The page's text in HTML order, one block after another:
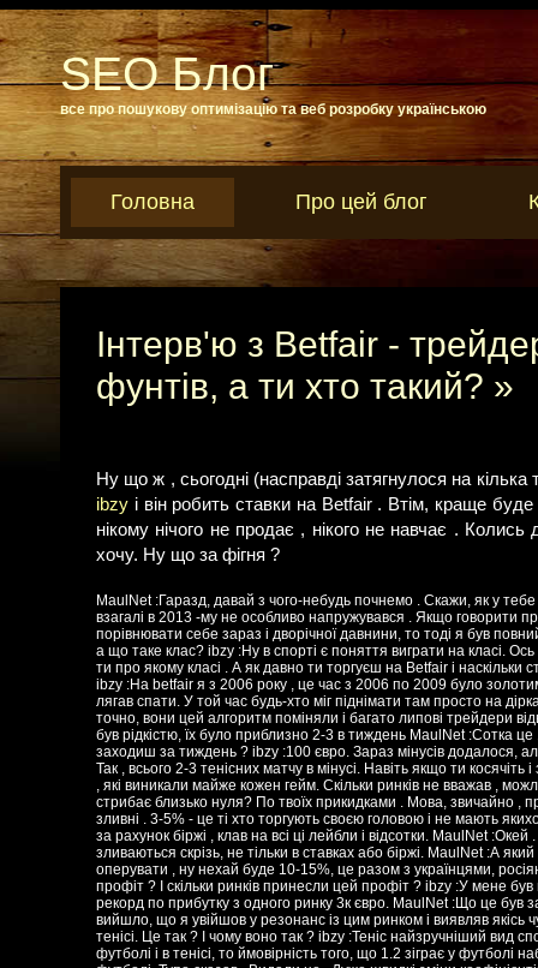
SEO Блог
все про пошукову оптимізацію та веб розробку українською
Головна Про цей блог
Інтерв'ю з Betfair -
фунтів, а ти хто такий? »
Ну що ж , сьогодні (насправді затягнулося на
ibzy і він робить ставки на Betfair . Втім, краще
нікому нічого не продає , нікого не навчає .
хочу. Ну що за фігня ?
MaulNet :Гаразд, давай з чого-небудь почнемо . Скажи, як у тебе пройшов 2013 на Betfair ? ibzy :В цілому рівно , був один місяць мінусовій . Я взагалі в 2013 -му не особливо напружувався . Якщо говорити про клас , то в класі цей рік мені дав величезний плюс і вивів на новий рівень. Якщо порівнювати себе зараз і дворічної давнини, то тоді я був повний лох . Після великого зливу міг ходити пару днів з поганим настроєм . MaulNet :Ага, а що таке клас? ibzy :Ну в спорті є поняття виграти на класі. Ось я відчуваю як додав і в психології і в дисципліні за останній час. MaulNet :Аа , ось ти про якому класі . А як давно ти торгуєш на Betfair і наскільки стабільно ? Ти казав, що один місяць мінусовій за 2013 рік. Раніше було більше ? ibzy :На betfair я з 2006 року , це час з 2006 по 2009 було золотим. Я приходив після універской п'янки, сідав за ринок , робив сотку за 30 хвилин і лягав спати. У той час будь-хто міг піднімати там просто на дірках в самому алгоритмі прийому ставок. Потім в 2009 або 2010, вже не пам'ятаю точно, вони цей алгоритм поміняли і багато липові трейдери відвалилися . Якщо говорити про цей ранній період , то тоді навіть мінусовою ринок був рідкістю, їх було приблизно 2-3 в тиждень MaulNet :Сотка це 100 $ ? І ти маєш на увазі 2-3 тенісних матчі за тиждень ? А на скільки ринків ти заходиш за тиждень ? ibzy :100 євро. Зараз мінусів додалося, але зараз і зовсім інша біржа, рулять в основному боти, великі гравці і інсайдери . Так , всього 2-3 тенісних матчу в мінусі. Навіть якщо ти косячіть і збирав мінуса , потім все одно можна було виправити становище за рахунок вилок , які виникали майже кожен гейм. Скільки ринків не вважав , можливо близько 50-100 . MaulNet :ОК . Який % трейдерів на Betfair торгують в + , а який стрибає близько нуля? По твоїх прикидками . Мова, звичайно , про сьогоднішні дні . ibzy :Реально топових 3-5% , решта мелкоплюси , ті хто в нуль і зливні . 3-5% - це ті хто торгують своєю головою і не мають якихось переваг перед іншими. MaulNet :Ну, ти входиш в ці 3-5% ? ibzy :Я просто живу за рахунок біржі , клав на всі ці лейбли і відсотки. MaulNet :Окей . Ну, більшість бажаючих ТРЕЙД, зрозуміло , зливаються ? ibzy :Більшість зливаються скрізь, не тільки в ставках або біржі. MaulNet :А який % трейдерів на Betfair російськомовні ? ibzy :Не знаю навіть якимись цифрами оперувати , ну нехай буде 10-15%, це разом з українцями, росіянами і так далі. MaulNet :Опиши свій найвдаліший день в плані трейдингу. Який був профіт ? І скільки ринків принесли цей профіт ? ibzy :У мене був вікенд у 2012- му , який приніс мені близько 300К рублів, і тоді я поставив свій рекорд по прибутку з одного ринку 3к євро. MaulNet :Що це був за ринок, згадаєш ? ibzy :Матч непримітний , грали 2 посередній гравця. Так вийшло, що я увійшов у резонанс із цим ринком і виявляв якісь чудеса інтуїції. Таке буває, іноді. MaulNet :Наскільки я знаю , ти торгуєш 90% на тенісі. Це так ? І чому воно так ? ibzy :Теніс найзручніший вид спорту для трейдингу, більше ніде коефіцієнти так не скачуть. Якщо взяти кеф 1.2 у футболі і в тенісі, то ймовірність того, що 1.2 зіграє у футболі набагато вище, ніж в тенісі. Хоча деяким подобається сидіти і дрочити пунктики у футболі. Тупо сказав . Видали це . Дуже швидкі зміни коефіцієнтів + ліквідність + 2 результату + величезна кількість камбеків + знання гравців. У футболі , наприклад , 3 результату і кеф значно змінюється тільки при забитому голі . MaulNet :А інші види спорту ? ibzy :За специфікою ще баскетбольні ринки чимось схожі на тенісні . Зазвичай, коли закінчується тенісний сезон, я місяць торгую на Баскет , іноді виходить навіть краще, ніж на тенісі. MaulNet :Все інше не пробував ? ibzy :Один час пробував скачки, але логіки там для мене абсолютно ніякої. Без знання жокеїв і коней це гра наосліп. MaulNet :Ти казав, що найвдаліший день був у 2012 -му . А який був найневдаліший і коли? ibzy :Невдалих днів було багато, коли починав , то злив близько 5 банків . Думки про те, щоб зав'язати були багато разів. Якийсь один найневдаліший не згадаю, приблизно 1-2 рази на місяць крупно зливаю . Був день, втратив 100к (прим. Видимо, рублів)за пару годин. Але я це навіть якось невдачами назвати не можу. Іноді корисно програвати. MaulNet :Крупно це від скількох ? ibzy :1-1.5к євро з ринку. MaulNet :Слухай, я тут недавно вичитав з приводу нового закону про податки в букмекерських конторах. Що ти з цього приводу думаєш ? ibzy :Ну у нас люди , хто приймають закони